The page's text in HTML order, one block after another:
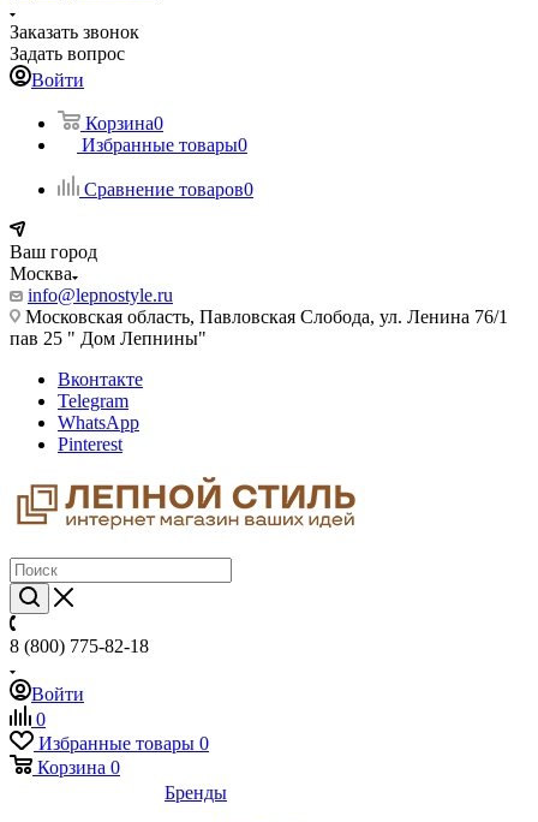
Заказать звонок
Задать вопрос
Войти
Корзина0
Избранные товары0
Сравнение товаров0
Ваш город
Москва
info@lepnostyle.ru
Московская область, Павловская Слобода, ул. Ленина 76/1
пав 25 " Дом Лепнины"
Вконтакте
Telegram
WhatsApp
Pinterest
8 (800) 775-82-18
Войти
0
Избранные товары 0
Корзина 0
Бренды